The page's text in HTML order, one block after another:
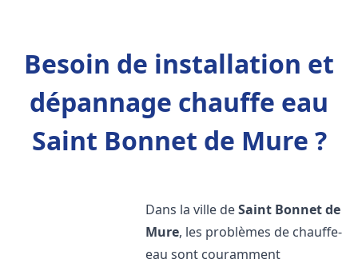
Besoin de installation et
dépannage chauffe eau
Saint Bonnet de Mure ?
Dans la ville deSaint Bonnet de
Mure, les problèmes de chauffe-
eau sont couramment